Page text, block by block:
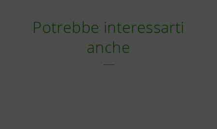
Potrebbe interessarti
anche